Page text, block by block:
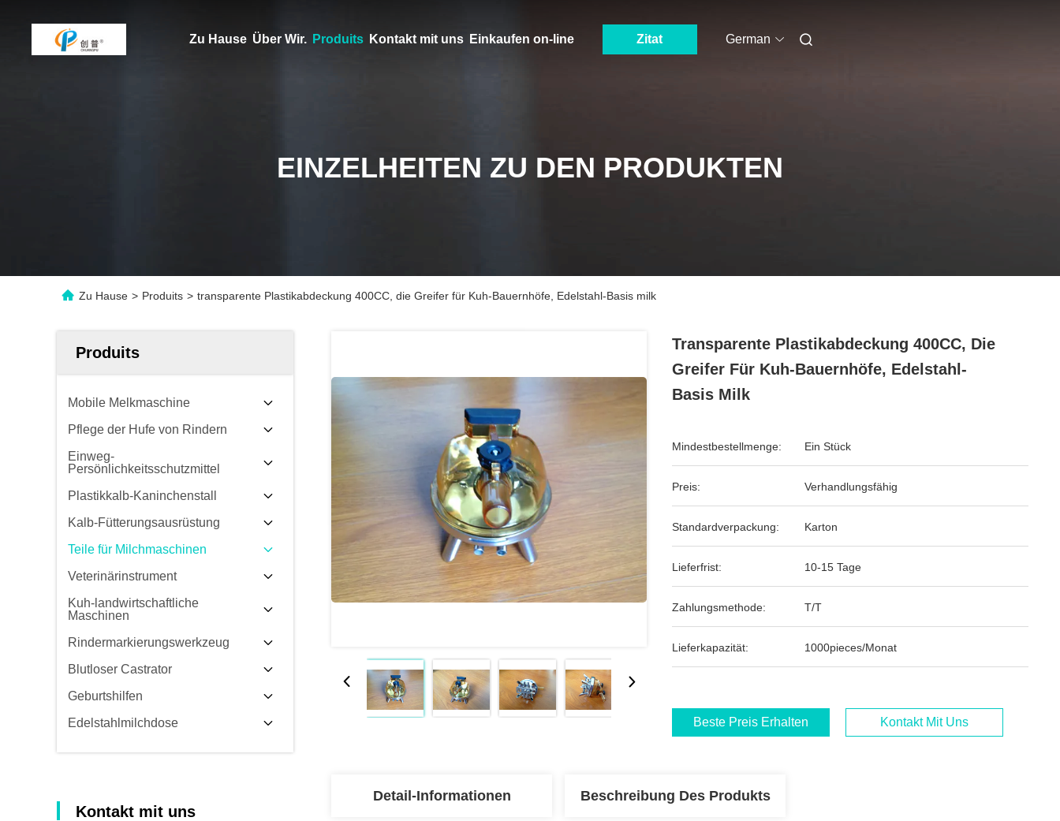
Zu Hause Über Wir. Produits Kontakt mit uns Einkaufen on-line Zitat German
EINZELHEITEN ZU DEN PRODUKTEN
Zu Hause > Produits > transparente Plastikabdeckung 400CC, die Greifer für Kuh-Bauernhöfe, Edelstahl-Basis milk
Produits
Mobile Melkmaschine
Pflege der Hufe von Rindern
Einweg-
Persönlichkeitsschutzmittel
Plastikkalb-Kaninchenstall
Kalb-Fütterungsausrüstung
Teile für Milchmaschinen
Veterinärinstrument
Kuh-landwirtschaftliche
Maschinen
Rindermarkierungswerkzeug
Blutloser Castrator
Geburtshilfen
Edelstahlmilchdose
Kontakt mit uns
Transparente Plastikabdeckung 400CC, Die
Greifer Für Kuh-Bauernhöfe, Edelstahl-
Basis Milk
Mindestbestellmenge: Ein Stück
Preis: Verhandlungsfähig
Standardverpackung: Karton
Lieferfrist: 10-15 Tage
Zahlungsmethode: T/T
Lieferkapazität: 1000pieces/Monat
Beste Preis Erhalten Kontakt Mit Uns
Detail-Informationen Beschreibung Des Produkts